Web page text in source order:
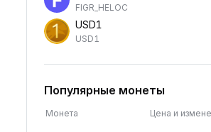
FIGR_HELOC
USD1
USD1
Популярные монеты
Монета Цена и